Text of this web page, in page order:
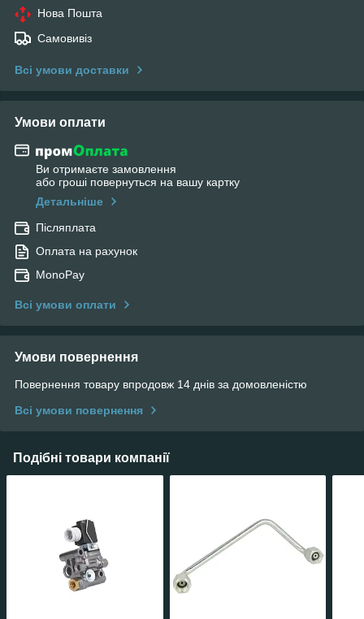
Нова Пошта
Самовивіз
Всі умови доставки
Умови оплати
Ви отримаєте замовлення
або гроші повернуться на вашу картку
Детальніше
Післяплата
Оплата на рахунок
MonoPay
Всі умови оплати
Умови повернення
Повернення товару впродовж 14 днів за домовленістю
Всі умови повернення
Подібні товари компанії